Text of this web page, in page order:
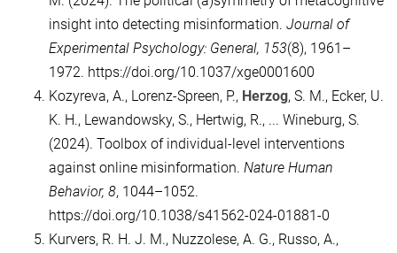
insight into detecting misinformation. Journal of
Experimental Psychology: General, 153(8), 1961–
1972. https://doi.org/10.1037/xge0001600
Kozyreva, A., Lorenz-Spreen, P., Herzog, S. M., Ecker, U.
K. H., Lewandowsky, S., Hertwig, R., ... Wineburg, S.
(2024). Toolbox of individual-level interventions
against online misinformation. Nature Human
Behavior, 8, 1044–1052.
https://doi.org/10.1038/s41562-024-01881-0
Kurvers, R. H. J. M., Nuzzolese, A. G., Russo, A.,